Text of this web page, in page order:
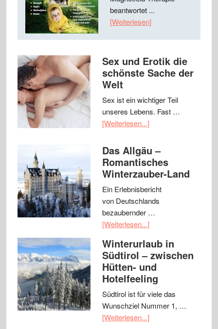
beantwortet ...
[Weiterlesen]
Sex und Erotik die
schönste Sache der
Welt
Sex ist ein wichtiger Teil
unseres Lebens. Fast …
[Weiterlesen...]
Das Allgäu –
Romantisches
Winterzauber-Land
Ein Erlebnisbericht
von Deutschlands
bezaubernder …
[Weiterlesen...]
Winterurlaub in
Südtirol – zwischen
Hütten- und
Hotelfeeling
Südtirol ist für viele das
Wunschziel Nummer 1, …
[Weiterlesen...]